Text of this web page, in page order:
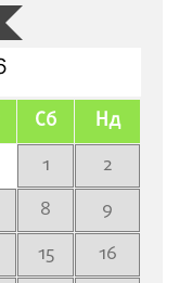
Сб Нд
1
2
8
9
15
16